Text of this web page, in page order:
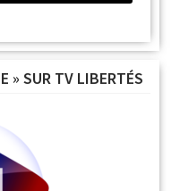
» SUR TV LIBERTÉS